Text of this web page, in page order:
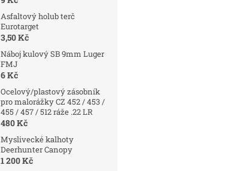
Asfaltový holub terč
Eurotarget
3,50 Kč
Náboj kulový SB 9mm Luger
FMJ
6 Kč
Ocelový/plastový zásobník
pro malorážky CZ 452 / 453 /
455 / 457 / 512 ráže .22 LR
480 Kč
Myslivecké kalhoty
Deerhunter Canopy
1 200 Kč